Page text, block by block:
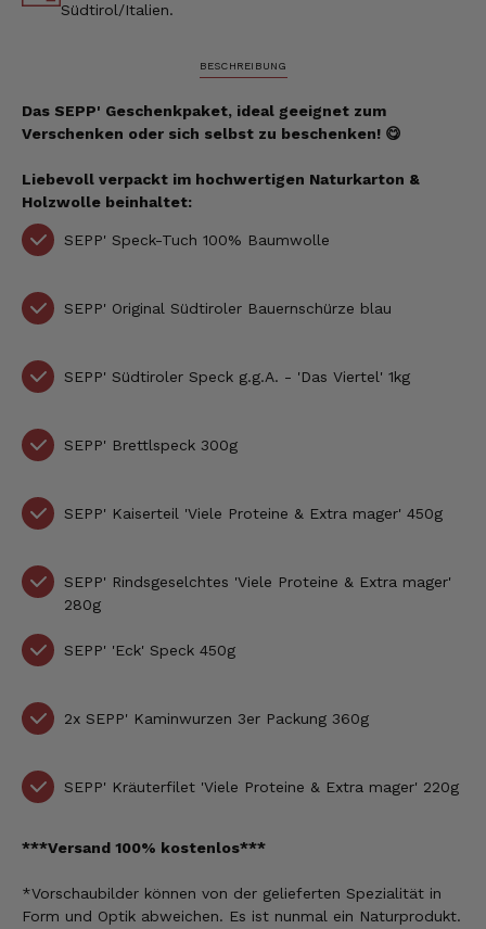
Südtirol/Italien.
BESCHREIBUNG
Das SEPP' Geschenkpaket, ideal geeignet zum
Verschenken oder sich selbst zu beschenken! 😋
Liebevoll verpackt im hochwertigen Naturkarton &
Holzwolle beinhaltet:
SEPP' Speck-Tuch 100% Baumwolle
SEPP' Original Südtiroler Bauernschürze blau
SEPP' Südtiroler Speck g.g.A. - 'Das Viertel' 1kg
SEPP' Brettlspeck 300g
SEPP' Kaiserteil 'Viele Proteine & Extra mager' 450g
SEPP' Rindsgeselchtes 'Viele Proteine & Extra mager'
280g
SEPP' 'Eck' Speck 450g
2xSEPP' Kaminwurzen 3er Packung 360g
SEPP' Kräuterfilet 'Viele Proteine & Extra mager' 220g
***Versand 100% kostenlos***
*Vorschaubilder können von der gelieferten Spezialität in
Form und Optik abweichen. Es ist nunmal ein Naturprodukt.